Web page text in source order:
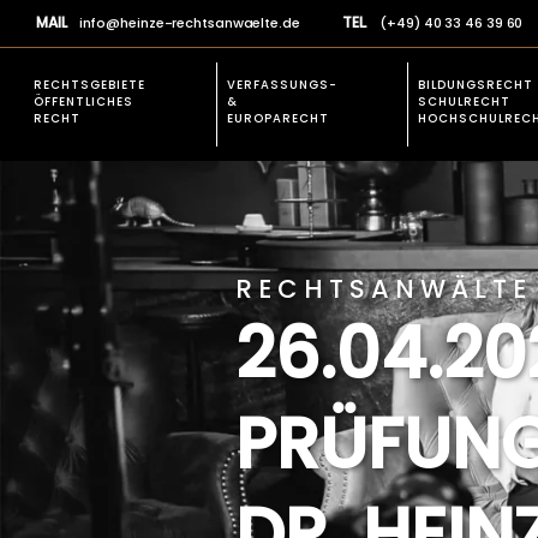
MAIL info@heinze-rechtsanwaelte.de TEL. (+49) 40 33 46 39 60
RECHTSGEBIETE
ÖFFENTLICHES
RECHT
EXPERTISE
Rechtsgebiete allgemein
Prüfungsrecht
Studienplatz einklagen
Öffentliches Baurecht
Verfassungsbeschwerden &
Europarecht
Schulrecht und Hochschulrecht
Allgemeines Verwaltungsrecht
VERFASSUNGS-
&
EUROPARECHT
BILDUNGSRECHT
SCHULRECHT